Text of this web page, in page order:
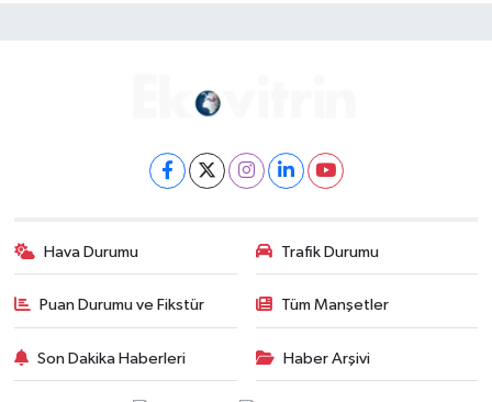
Hava Durumu Trafik Durumu
Puan Durumu ve Fikstür Tüm Manşetler
Son Dakika Haberleri Haber Arşivi